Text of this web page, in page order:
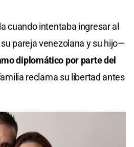
cuando intentaba ingresar al
pareja venezolana y su hijo—
diplomático por parte del
reclama su libertad antes